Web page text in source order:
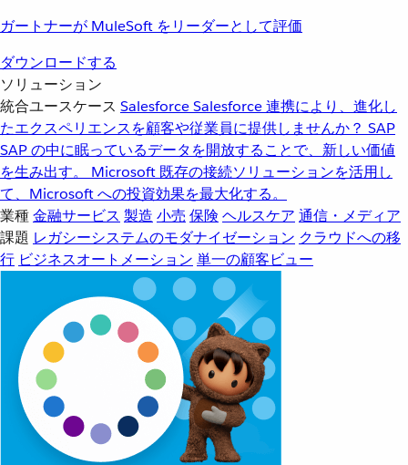
ガートナーが MuleSoft をリーダーとして評価
ダウンロードする
ソリューション
統合ユースケース SalesforceSalesforce 連携により、進化し
たエクスペリエンスを顧客や従業員に提供しませんか？ SAP
SAP の中に眠っているデータを開放することで、新しい価値
を生み出す。
Microsoft 既存の接続ソリューションを活用し
て、Microsoft への投資効果を最大化する。
業種金融サービス 製造 小売 保険 ヘルスケア 通信・メディア
課題 レガシーシステムのモダナイゼーション クラウドへの移
行 ビジネスオートメーション 単一の顧客ビュー